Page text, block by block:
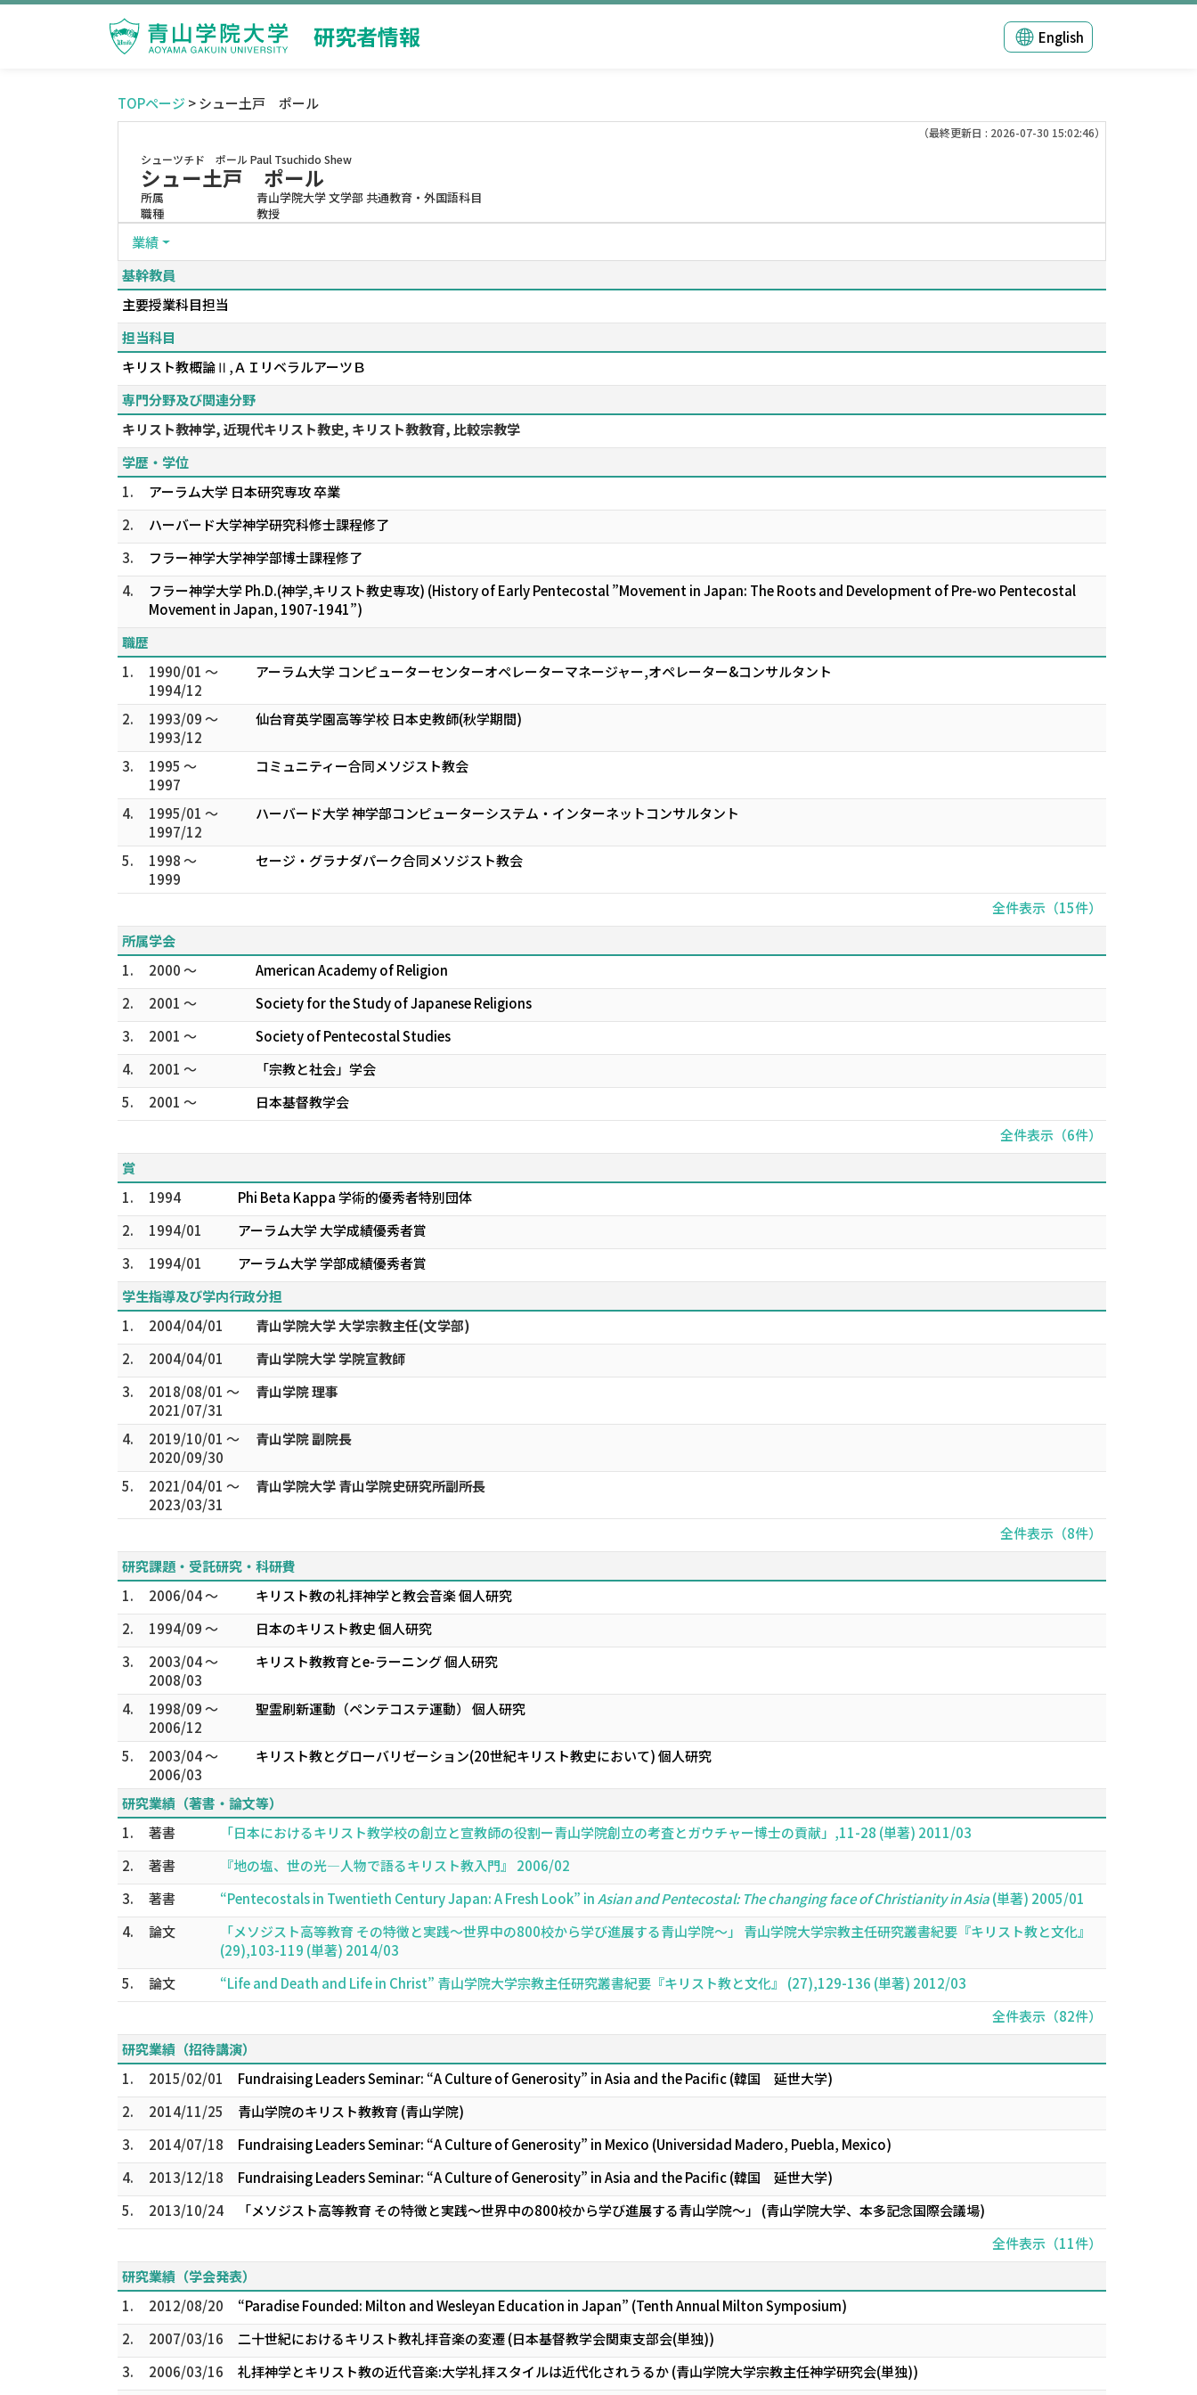
研究者情報 English
TOPページ > シュー土戸 ポール
（最終更新日 : 2026-07-30 15:02:46）
シューツチド ポール Paul Tsuchido Shew
シュー土戸 ポール
所属
青山学院大学 文学部 共通教育・外国語科目
職種
教授
業績
基幹教員
主要授業科目担当
担当科目
キリスト教概論Ⅱ,ＡＩリベラルアーツＢ
専門分野及び関連分野
キリスト教神学, 近現代キリスト教史, キリスト教教育, 比較宗教学
学歴・学位
1.
アーラム大学 日本研究専攻 卒業
2.
ハーバード大学神学研究科修士課程修了
3.
フラー神学大学神学部博士課程修了
4.
フラー神学大学 Ph.D.(神学,キリスト教史専攻) (History of Early Pentecostal ”Movement in Japan: The Roots and Development of Pre-wo Pentecostal
Movement in Japan, 1907-1941”)
職歴
1.
1990/01 ～
1994/12
アーラム大学 コンピューターセンターオペレーターマネージャー,オペレーター&コンサルタント
2.
1993/09 ～
1993/12
仙台育英学園高等学校 日本史教師(秋学期間)
3.
1995 ～
1997
コミュニティー合同メソジスト教会
4.
1995/01 ～
1997/12
ハーバード大学 神学部コンピューターシステム・インターネットコンサルタント
5.
1998 ～
1999
セージ・グラナダパーク合同メソジスト教会
全件表示（15件）
所属学会
1.
2000 ～
American Academy of Religion
2.
2001 ～
Society for the Study of Japanese Religions
3.
2001 ～
Society of Pentecostal Studies
4.
2001 ～
「宗教と社会」学会
5.
2001 ～
日本基督教学会
全件表示（6件）
賞
1.
1994
Phi Beta Kappa 学術的優秀者特別団体
2.
1994/01
アーラム大学 大学成績優秀者賞
3.
1994/01
アーラム大学 学部成績優秀者賞
学生指導及び学内行政分担
1.
2004/04/01
青山学院大学 大学宗教主任(文学部)
2.
2004/04/01
青山学院大学 学院宣教師
3.
2018/08/01 ～
2021/07/31
青山学院 理事
4.
2019/10/01 ～
2020/09/30
青山学院 副院長
5.
2021/04/01 ～
2023/03/31
青山学院大学 青山学院史研究所副所長
全件表示（8件）
研究課題・受託研究・科研費
1.
2006/04 ～
キリスト教の礼拝神学と教会音楽 個人研究
2.
1994/09 ～
日本のキリスト教史 個人研究
3.
2003/04 ～
2008/03
キリスト教教育とe-ラーニング 個人研究
4.
1998/09 ～
2006/12
聖霊刷新運動（ペンテコステ運動） 個人研究
5.
2003/04 ～
2006/03
キリスト教とグローバリゼーション(20世紀キリスト教史において) 個人研究
研究業績（著書・論文等）
1.
著書
「日本におけるキリスト教学校の創立と宣教師の役割ー青山学院創立の考査とガウチャー博士の貢献」,11-28 (単著) 2011/03
2.
著書
『地の塩、世の光―人物で語るキリスト教入門』 2006/02
3.
著書 “Pentecostals in Twentieth Century Japan: A Fresh Look” inAsian and Pentecostal: The changing face of Christianity in Asia(単著) 2005/01
4.
論文
「メソジスト高等教育 その特徴と実践〜世界中の800校から学び進展する青山学院〜」 青山学院大学宗教主任研究叢書紀要『キリスト教と文化』
(29),103-119 (単著) 2014/03
5.
論文
“Life and Death and Life in Christ” 青山学院大学宗教主任研究叢書紀要『キリスト教と文化』 (27),129-136 (単著) 2012/03
全件表示（82件）
研究業績（招待講演）
1.
2015/02/01
Fundraising Leaders Seminar: “A Culture of Generosity” in Asia and the Pacific (韓国 延世大学)
2.
2014/11/25
青山学院のキリスト教教育 (青山学院)
3.
2014/07/18
Fundraising Leaders Seminar: “A Culture of Generosity” in Mexico (Universidad Madero, Puebla, Mexico)
4.
2013/12/18
Fundraising Leaders Seminar: “A Culture of Generosity” in Asia and the Pacific (韓国 延世大学)
5.
2013/10/24
「メソジスト高等教育 その特徴と実践〜世界中の800校から学び進展する青山学院〜」 (青山学院大学、本多記念国際会議場)
全件表示（11件）
研究業績（学会発表）
1.
2012/08/20
“Paradise Founded: Milton and Wesleyan Education in Japan” (Tenth Annual Milton Symposium)
2.
2007/03/16
二十世紀におけるキリスト教礼拝音楽の変遷 (日本基督教学会関東支部会(単独))
3.
2006/03/16 礼拝神学とキリスト教の近代音楽:大学礼拝スタイルは近代化されうるか (青山学院大学宗教主任神学研究会(単独))